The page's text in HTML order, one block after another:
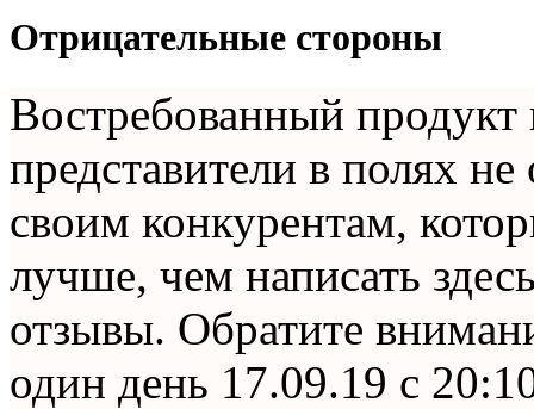
Отрицательные стороны
Востребованный
представители в полях
своим конкурентам,
лучше, чем написать
отзывы. Обратите
один день 17.09.19 с